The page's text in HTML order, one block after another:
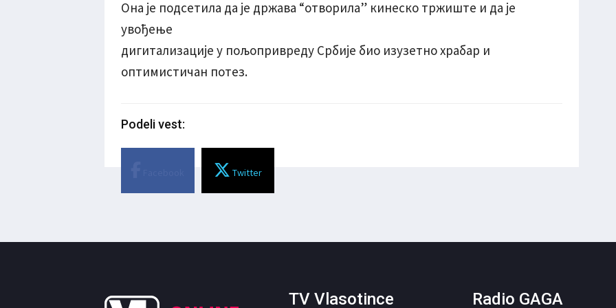
Она је подсетила да је држава “отворила” кинеско тржиште и да је
увођење
дигитализације у пољопривреду Србије био изузетно храбар и
оптимистичан потез.
Podeli vest:
Twitter
TV Vlasotince Radio GAGA